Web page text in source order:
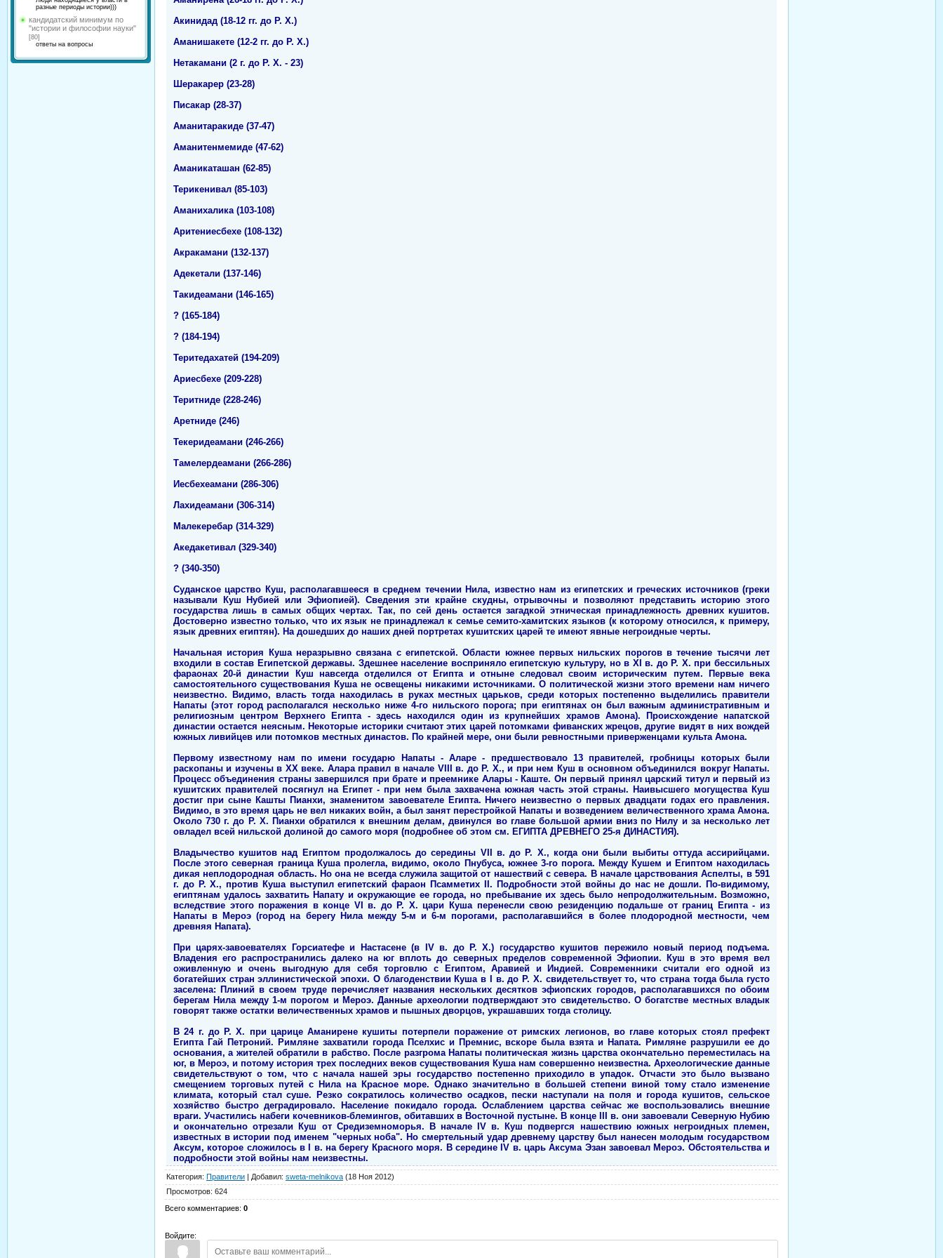
разные периоды истории)))
кандидатский минимум по
"истории и философии науки"
[80]
ответы на вопросы
Акинидад (18-12 гг. до Р. Х.)
Аманишакете (12-2 гг. до Р. Х.)
Нетакамани (2 г. до Р. Х. - 23)
Шеракарер (23-28)
Писакар (28-37)
Аманитаракиде (37-47)
Аманитенмемиде (47-62)
Аманикаташан (62-85)
Терикенивал (85-103)
Аманихалика (103-108)
Аритениесбехе (108-132)
Акракамани (132-137)
Адекетали (137-146)
Такидеамани (146-165)
? (165-184)
? (184-194)
Теритедахатей (194-209)
Ариесбехе (209-228)
Теритниде (228-246)
Аретниде (246)
Текеридеамани (246-266)
Тамелердеамани (266-286)
Иесбехеамани (286-306)
Лахидеамани (306-314)
Малекеребар (314-329)
Акедакетивал (329-340)
? (340-350)
Суданское царство Куш, располагавшееся в среднем течении Нила, известно нам из египетских и греческих источников (греки
называли Куш Нубией или Эфиопией). Сведения эти крайне скудны, отрывочны и позволяют представить историю этого
государства лишь в самых общих чертах. Так, по сей день остается загадкой этническая принадлежность древних кушитов.
Достоверно известно только, что их язык не принадлежал к семье семито-хамитских языков (к которому относился, к примеру,
язык древних египтян). На дошедших до наших дней портретах кушитских царей те имеют явные негроидные черты.
Начальная история Куша неразрывно связана с египетской. Области южнее первых нильских порогов в течение тысячи лет
входили в состав Египетской державы. Здешнее население восприняло египетскую культуру, но в XI в. до Р. Х. при бессильных
фараонах 20-й династии Куш навсегда отделился от Египта и отныне следовал своим историческим путем. Первые века
самостоятельного существования Куша не освещены никакими источниками. О политической жизни этого времени нам ничего
неизвестно. Видимо, власть тогда находилась в руках местных царьков, среди которых постепенно выделились правители
Напаты (этот город располагался несколько ниже 4-го нильского порога; при египтянах он был важным административным и
религиозным центром Верхнего Египта - здесь находился один из крупнейших храмов Амона). Происхождение напатской
династии остается неясным. Некоторые историки считают этих царей потомками фиванских жрецов, другие видят в них вождей
южных ливийцев или потомков местных династов. По крайней мере, они были ревностными приверженцами культа Амона.
Первому известному нам по имени государю Напаты - Аларе - предшествовало 13 правителей, гробницы которых были
раскопаны и изучены в XX веке. Алара правил в начале VIII в. до Р. Х., и при нем Куш в основном объединился вокруг Напаты.
Процесс объединения страны завершился при брате и преемнике Алары - Каште. Он первый принял царский титул и первый из
кушитских правителей посягнул на Египет - при нем была захвачена южная часть этой страны. Наивысшего могущества Куш
достиг при сыне Кашты Пианхи, знаменитом завоевателе Египта. Ничего неизвестно о первых двадцати годах его правления.
Видимо, в это время царь не вел никаких войн, а был занят перестройкой Напаты и возведением величественного храма Амона.
Около 730 г. до Р. Х. Пианхи обратился к внешним делам, двинулся во главе большой армии вниз по Нилу и за несколько лет
овладел всей нильской долиной до самого моря (подробнее об этом см. ЕГИПТА ДРЕВНЕГО 25-я ДИНАСТИЯ).
Владычество кушитов над Египтом продолжалось до середины VII в. до Р. Х., когда они были выбиты оттуда ассирийцами.
После этого северная граница Куша пролегла, видимо, около Пнубуса, южнее 3-го порога. Между Кушем и Египтом находилась
дикая неплодородная область. Но она не всегда служила защитой от нашествий с севера. В начале царствования Аспелты, в 591
г. до Р. Х., против Куша выступил египетский фараон Псамметих II. Подробности этой войны до нас не дошли. По-видимому,
египтянам удалось захватить Напату и окружающие ее города, но пребывание их здесь было непродолжительным. Возможно,
вследствие этого поражения в конце VI в. до Р. Х. цари Куша перенесли свою резиденцию подальше от границ Египта - из
Напаты в Мероэ (город на берегу Нила между 5-м и 6-м порогами, располагавшийся в более плодородной местности, чем
древняя Напата).
При царях-завоевателях Горсиатефе и Настасене (в IV в. до Р. Х.) государство кушитов пережило новый период подъема.
Владения его распространились далеко на юг вплоть до северных пределов современной Эфиопии. Куш в это время вел
оживленную и очень выгодную для себя торговлю с Египтом, Аравией и Индией. Современники считали его одной из
богатейших стран эллинистической эпохи. О благоденствии Куша в I в. до Р. Х. свидетельствует то, что страна тогда была густо
заселена: Плиний в своем труде перечисляет названия нескольких десятков эфиопских городов, располагавшихся по обоим
берегам Нила между 1-м порогом и Мероэ. Данные археологии подтверждают это свидетельство. О богатстве местных владык
говорят также остатки величественных храмов и пышных дворцов, украшавших тогда столицу.
В 24 г. до Р. Х. при царице Аманирене кушиты потерпели поражение от римских легионов, во главе которых стоял префект
Египта Гай Петроний. Римляне захватили города Пселхис и Премнис, вскоре была взята и Напата. Римляне разрушили ее до
основания, а жителей обратили в рабство. После разгрома Напаты политическая жизнь царства окончательно переместилась на
юг, в Мероэ, и потому история трех последних веков существования Куша нам совершенно неизвестна. Археологические данные
свидетельствуют о том, что с начала нашей эры государство постепенно приходило в упадок. Отчасти это было вызвано
смещением торговых путей с Нила на Красное море. Однако значительно в большей степени виной тому стало изменение
климата, который стал суше. Резко сократилось количество осадков, пески наступали на поля и города кушитов, сельское
хозяйство быстро деградировало. Население покидало города. Ослаблением царства сейчас же воспользовались внешние
враги. Участились набеги кочевников-блемингов, обитавших в Восточной пустыне. В конце III в. они завоевали Северную Нубию
и окончательно отрезали Куш от Средиземноморья. В начале IV в. Куш подвергся нашествию южных негроидных племен,
известных в истории под именем "черных ноба". Но смертельный удар древнему царству был нанесен молодым государством
Аксум, которое сложилось в I в. на берегу Красного моря. В середине IV в. царь Аксума Эзан завоевал Мероэ. Обстоятельства и
подробности этой войны нам неизвестны.
Категория: Правители | Добавил: sweta-melnikova (18 Ноя 2012)
Просмотров: 624
Всего комментариев: 0
Войдите: